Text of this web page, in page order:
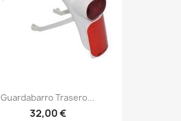
Guardabarro Trasero...
32,00 €